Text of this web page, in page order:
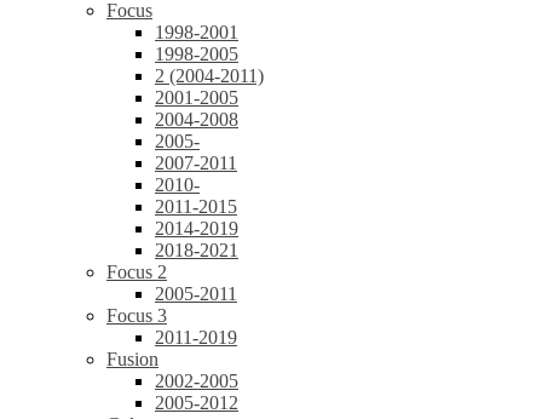
Focus
1998-2001
1998-2005
2 (2004-2011)
2001-2005
2004-2008
2005-
2007-2011
2010-
2011-2015
2014-2019
2018-2021
Focus 2
2005-2011
Focus 3
2011-2019
Fusion
2002-2005
2005-2012